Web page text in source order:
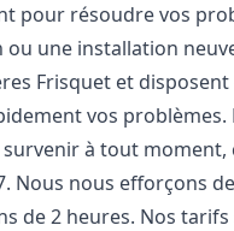
pour résoudre vos
une installation
Frisquet et
vos problèmes.
à tout moment,
Nous nous efforçons
de 2 heures. Nos